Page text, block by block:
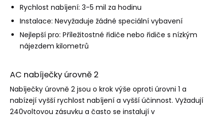
Rychlost nabíjení: 3-5 mil za hodinu
Instalace: Nevyžaduje žádné speciální vybavení
Nejlepší pro: Příležitostné řidiče nebo řidiče s nízkým
nájezdem kilometrů
AC nabíječky úrovně 2
Nabíječky úrovně 2 jsou o krok výše oproti úrovni 1 a
nabízejí vyšší rychlost nabíjení a vyšší účinnost. Vyžadují
240voltovou zásuvku a často se instalují v